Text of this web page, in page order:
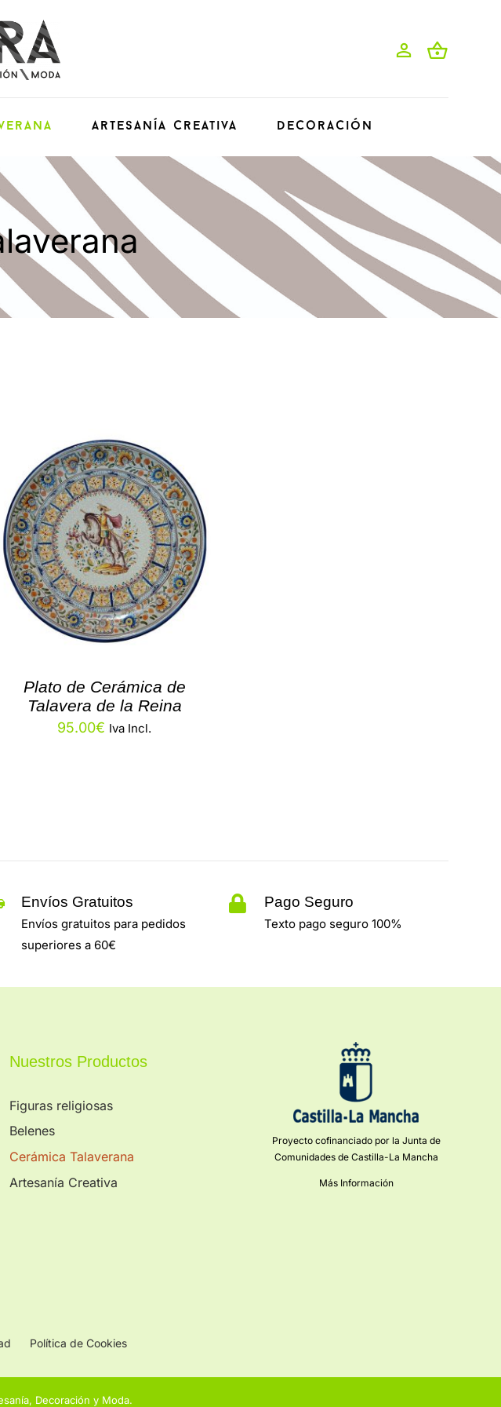
Artesanía Creativa Decoración
Plato de Cerámica de
Talavera de la Reina
95.00€ Iva Incl.
Envíos Gratuitos
Envíos gratuitos para pedidos
superiores a 60€
Pago Seguro
Texto pago seguro 100%
Nuestros Productos
Figuras religiosas
Belenes
Cerámica Talaverana
Artesanía Creativa
Proyecto cofinanciado por la Junta de
Comunidades de Castilla-La Mancha
Más Información
Política de Cookies
Decoración y Moda.